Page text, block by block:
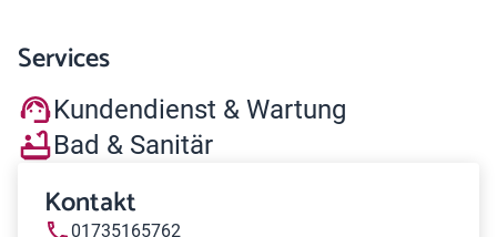
Services
Kundendienst & Wartung
Bad & Sanitär
Kontakt
01735165762